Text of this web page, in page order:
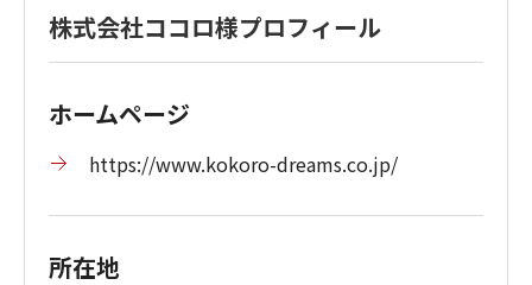
株式会社ココロ様プロフィール
ホームページ
https://www.kokoro-dreams.co.jp/
所在地